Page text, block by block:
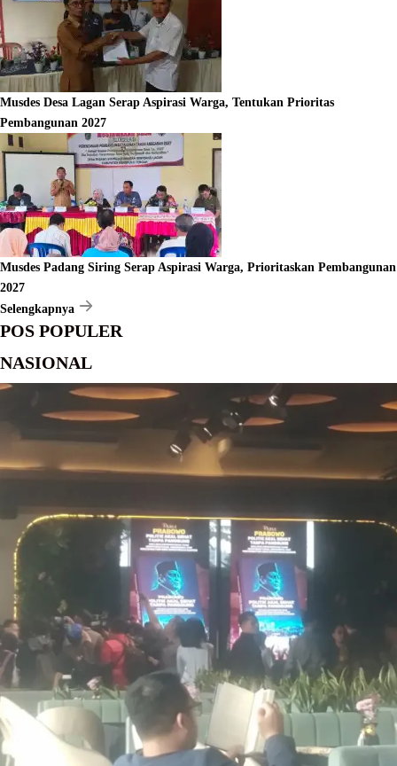
Musdes Desa Lagan Serap Aspirasi Warga, Tentukan Prioritas
Pembangunan 2027
Musdes Padang Siring Serap Aspirasi Warga, Prioritaskan Pembangunan
2027
Selengkapnya
POS POPULER
NASIONAL